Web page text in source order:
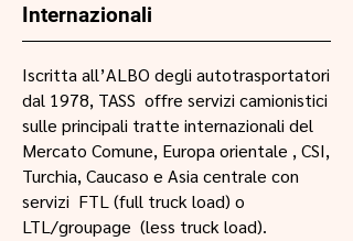
Internazionali
Iscritta all’ALBO degli autotrasportatori
dal 1978, TASS offre servizi camionistici
sulle principali tratte internazionali del
Mercato Comune, Europa orientale , CSI,
Turchia, Caucaso e Asia centrale con
servizi FTL (full truck load) o
LTL/groupage (less truck load).